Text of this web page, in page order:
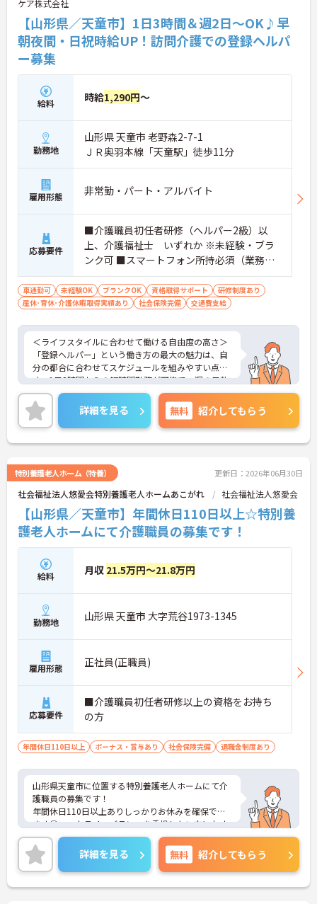
ケア株式会社
【山形県／天童市】1日3時間＆週2日～OK♪早
朝夜間・日祝時給UP！訪問介護での登録ヘルパ
ー募集
給料 時給1,290円～
勤務地
山形県 天童市 老野森2-7-1
ＪＲ奥羽本線「天童駅」徒歩11分
雇用形態 非常勤・パート・アルバイト
応募要件
■介護職員初任者研修（ヘルパー2級）以
上、介護福祉士 いずれか ※未経験・ブラ
ンク可 ■スマートフォン所持必須（業務に
使用するため） ■普通運転免許必須(AT可)
※自家用車での移動・訪問が必須です
車通勤可 未経験OK ブランクOK 資格取得サポート
研修制度あり
産休･育休･介護休暇取得実績あり
社会保険完備 交通費支給
＜ライフスタイルに合わせて働ける自由度の高さ＞
「登録ヘルパー」という働き方の最大の魅力は、自
分の都合に合わせてスケジュールを組みやすい点で
す。1日3時間からの短時間勤務が可能で、週の日数
や時間帯も相談できます。お子様の学校行事やご家
族の予定を優先したい主婦（夫）の方や、扶養内で
無理なく働きたい方にぴったりです。空いた時間を
有効活用して、プライベートと仕事を両立できる環
境が整っています。
チベーション高く働けるよう、給与面でのメリット
が充実しています。身体介護と生活援助が同じ時給
設定になっているため、業務内容によって時給が下
がる心配がありません。また、日曜・祝日や早朝・
夜間の勤務には時給アップの手当がつきます。さら
に、急な予定変更があった場合でも「キャンセル手
当（職務時給の60％）」が支給されるため、安心し
て収入を得ることができます。
詳細を見る 無料 紹介してもらう
特別養護老人ホーム（特養） 更新日：2026年06月30日
社会福祉法人悠愛会特別養護老人ホームあこがれ 社会福祉法人悠愛会
【山形県／天童市】年間休日110日以上☆特別養
護老人ホームにて介護職員の募集です！
給料 月収 21.5万円～21.8万円
勤務地 山形県 天童市 大字荒谷1973-1345
雇用形態 正社員(正職員)
応募要件
■介護職員初任者研修以上の資格をお持ち
の方
年間休日110日以上 ボーナス・賞与あり 社会保険完備 退職金制度あり
山形県天童市に位置する特別養護老人ホームにて介
護職員の募集です！
年間休日110日以上ありしっかりお休みを確保でき
ます◎ワークライフバランスを重視したい方におす
すめです♪
ご興味のある方には、面接対策ポイントなど、さら
に詳細をご案内しますのでお気軽にご相談くださ
い！
詳細を見る 無料 紹介してもらう